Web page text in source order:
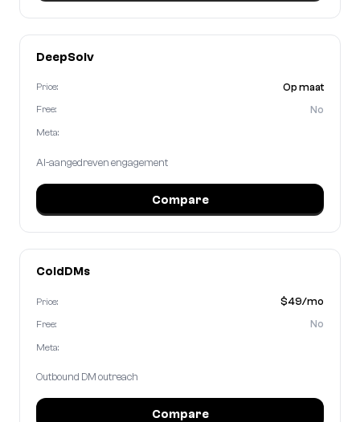
DeepSolv
Price: Op maat
Free: No
Meta:
AI-aangedreven engagement
Compare
ColdDMs
Price: $49/mo
Free: No
Meta:
Outbound DM outreach
Compare